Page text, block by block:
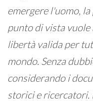
emergere l'uomo,
punto di vista
libertà valida per
mondo. Senza
considerando i
storici e ricercatori.